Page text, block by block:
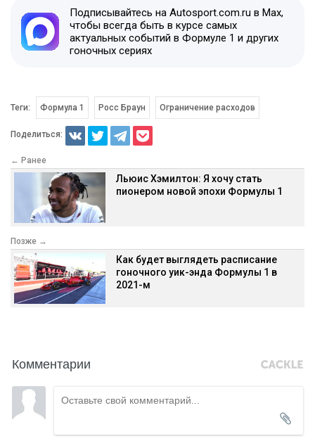
Подписывайтесь на Autosport.com.ru в Max,
чтобы всегда быть в курсе самых
актуальных событий в Формуле 1 и других
гоночных сериях
Теги: Формула 1 Росс Браун Ограничение расходов
Поделиться:
← Ранее
Льюис Хэмилтон: Я хочу стать
пионером новой эпохи Формулы 1
Позже →
Как будет выглядеть расписание
гоночного уик-энда Формулы 1 в
2021-м
Комментарии